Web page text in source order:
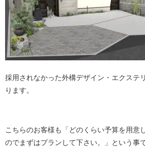
採用されなかった外構デザイン・エクステ
ります。
こちらのお客様も「どのくらい予算を用意
のでまずはプランして下さい。」という